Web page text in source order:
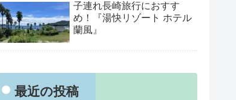
子連れ長崎旅行におすす
め！『湯快リゾート ホテル
蘭風』
最近の投稿